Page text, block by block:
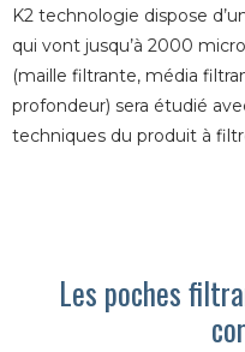
K2 technologie dispose
qui vont jusqu’à 2000
(maille filtrante, média
profondeur) sera étudié
techniques du produit à
Les poches